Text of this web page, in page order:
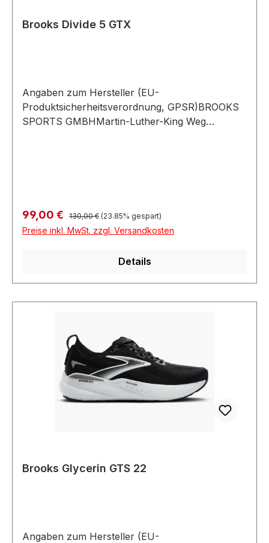
Brooks Divide 5 GTX
Angaben zum Hersteller (EU-
Produktsicherheitsverordnung, GPSR)BROOKS
SPORTS GMBHMartin-Luther-King Weg
Verkaufspreis:
99,00 € Regulärer Preis:
130,00 € (23.85% gespart)
Preise inkl. MwSt. zzgl. Versandkosten
Details
Brooks Glycerin GTS 22
Angaben zum Hersteller (EU-